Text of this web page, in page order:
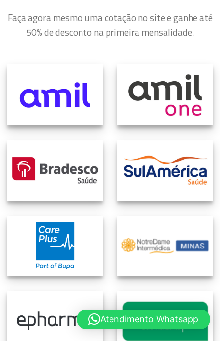
Faça agora mesmo uma cotação no site e ganhe até
50% de desconto na primeira mensalidade.
Atendimento Whatsapp